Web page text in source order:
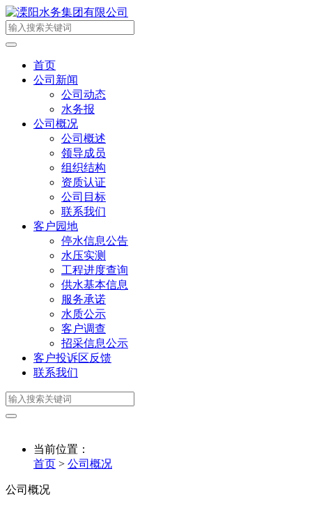
首页
公司新闻
公司动态
水务报
公司概况
公司概述
领导成员
组织结构
资质认证
公司目标
联系我们
客户园地
停水信息公告
水压实测
工程进度查询
供水基本信息
服务承诺
水质公示
客户调查
招采信息公示
客户投诉区反馈
联系我们
当前位置：
首页 > 公司概况
公司概况